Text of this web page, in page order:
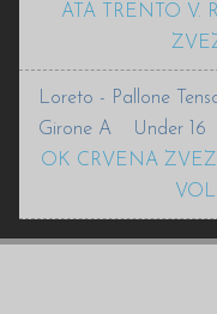
ATA TRENTO V.
Loreto - Pallone
Girone A
Under 16
OK CRVENA